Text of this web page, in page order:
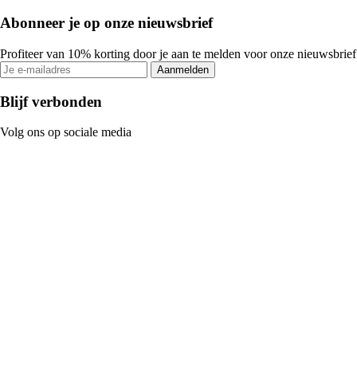
Abonneer je op onze nieuwsbrief
Profiteer van 10% korting door je aan te melden voor onze nieuwsbrief
Aanmelden
Blijf verbonden
Volg ons op sociale media